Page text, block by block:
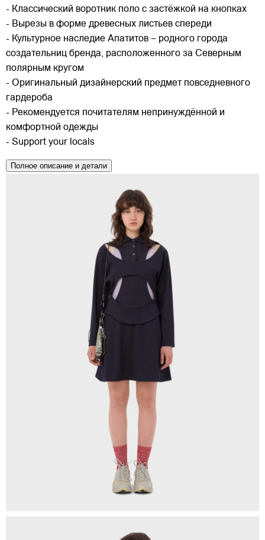
- Классический воротник поло с застёжкой на кнопках
- Вырезы в форме древесных листьев спереди
- Культурное наследие Апатитов – родного города
создательниц бренда, расположенного за Северным
полярным кругом
- Оригинальный дизайнерский предмет повседневного
гардероба
- Рекомендуется почитателям непринуждённой и
комфортной одежды
- Support your locals
Полное описание и детали